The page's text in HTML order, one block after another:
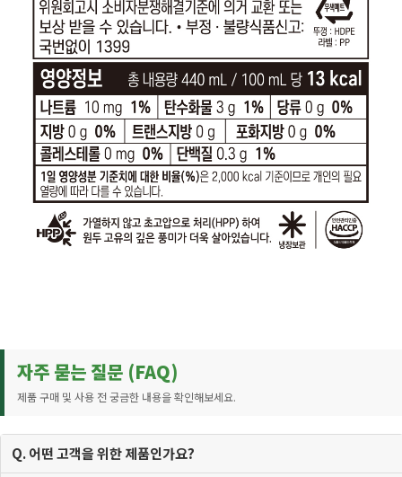
자주 묻는 질문 (FAQ)
제품 구매 및 사용 전 궁금한 내용을 확인해보세요.
Q. 어떤 고객을 위한 제품인가요?